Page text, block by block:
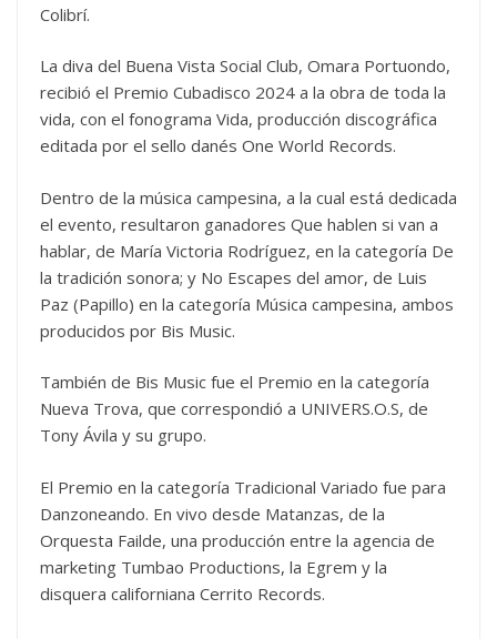
Colibrí.
La diva del Buena Vista Social Club, Omara Portuondo,
recibió el Premio Cubadisco 2024 a la obra de toda la
vida, con el fonograma Vida, producción discográfica
editada por el sello danés One World Records.
Dentro de la música campesina, a la cual está dedicada
el evento, resultaron ganadores Que hablen si van a
hablar, de María Victoria Rodríguez, en la categoría De
la tradición sonora; y No Escapes del amor, de Luis
Paz (Papillo) en la categoría Música campesina, ambos
producidos por Bis Music.
También de Bis Music fue el Premio en la categoría
Nueva Trova, que correspondió a UNIVERS.O.S, de
Tony Ávila y su grupo.
El Premio en la categoría Tradicional Variado fue para
Danzoneando. En vivo desde Matanzas, de la
Orquesta Failde, una producción entre la agencia de
marketing Tumbao Productions, la Egrem y la
disquera californiana Cerrito Records.